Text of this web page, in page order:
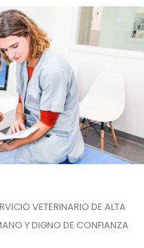
VETERINARIO DE ALTA
Y DIGNO DE CONFIANZA